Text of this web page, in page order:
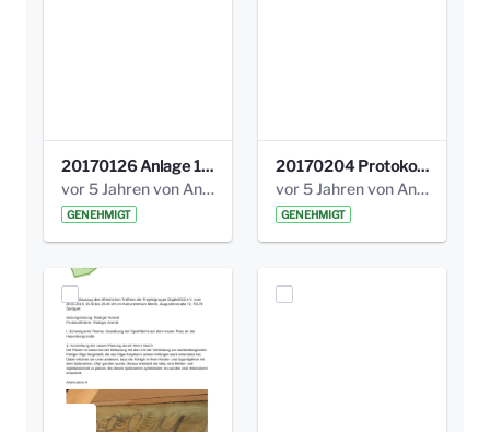
20170126 Anlage 1_Kinderbeteiligung_Olga_Areal_Auswertung.pdf
vor 5 Jahren von Anni Schlumberger
GENEHMIGT
20170204 Protokoll Workshop 2 Promenade Schloßstraße .pdf
vor 5 Jahren von Anni Schlumberger
GENEHMIGT